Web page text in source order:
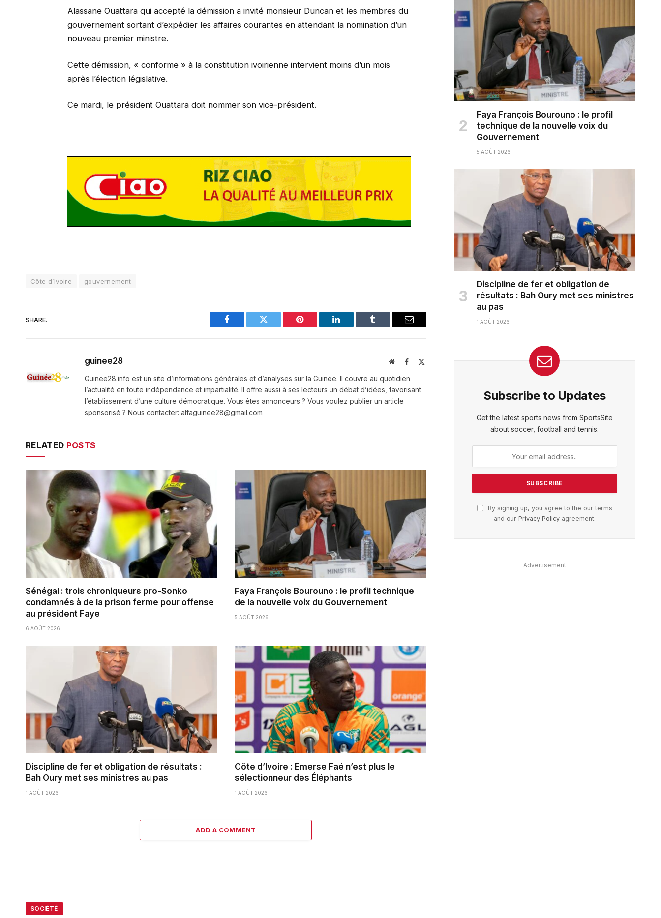
Alassane Ouattara qui accepté la démission a invité monsieur Duncan et les membres du
gouvernement sortant d’expédier les affaires courantes en attendant la nomination d’un
nouveau premier ministre.
Cette démission, « conforme » à la constitution ivoirienne intervient moins d’un mois
après l’élection législative.
Ce mardi, le président Ouattara doit nommer son vice-président.
Côte d’Ivoire gouvernement
SHARE.
Facebook Twitter Pinterest LinkedIn Tumblr Email
guinee28 WebsiteFacebook
X
Guinee28.info est un site d’informations générales et d’analyses sur la Guinée. Il couvre au quotidien
l’actualité en toute indépendance et impartialité. Il offre aussi à ses lecteurs un débat d’idées, favorisant
l’établissement d’une culture démocratique. Vous êtes annonceurs ? Vous voulez publier un article
sponsorisé ? Nous contacter: alfaguinee28@gmail.com
RELATED POSTS
Sénégal : trois chroniqueurs pro-Sonko
condamnés à de la prison ferme pour offense
au président Faye
6 AOÛT 2026
Faya François Bourouno : le profil technique
de la nouvelle voix du Gouvernement
5 AOÛT 2026
Discipline de fer et obligation de résultats :
Bah Oury met ses ministres au pas
1 AOÛT 2026
Côte d’Ivoire : Emerse Faé n’est plus le
sélectionneur des Éléphants
1 AOÛT 2026
ADD A COMMENT
Faya François Bourouno : le profil
technique de la nouvelle voix du
Gouvernement
5 AOÛT 2026
Discipline de fer et obligation de
résultats : Bah Oury met ses ministres
au pas
1 AOÛT 2026
Subscribe to Updates
Get the latest sports news from SportsSite
about soccer, football and tennis.
By signing up, you agree to the our terms
and our Privacy Policyagreement.
Advertisement
SOCIÉTÉ